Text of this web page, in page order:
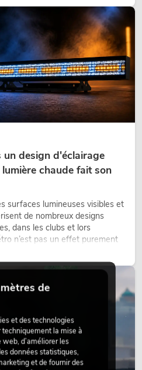
design d'éclairage
chaude fait son
surfaces lumineuses visibles et
de nombreux designs
dans les clubs et lors
n’est pas un effet purement
utilisé de manière
donne du caractère aux
LED techniques plus
de
et des technologies
techniquement la mise à
d’améliorer les
données statistiques,
et de fournir des